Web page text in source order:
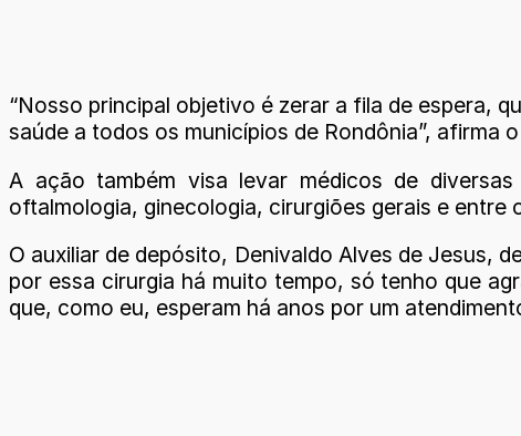
“Nosso principal objetivo é zerar a fila de espera,
saúde a todos os municípios de Rondônia”, afirma
A ação também visa levar médicos de diversas
oftalmologia, ginecologia, cirurgiões gerais e entre
O auxiliar de depósito, Denivaldo Alves de Jesus,
por essa cirurgia há muito tempo, só tenho que
que, como eu, esperam há anos por um